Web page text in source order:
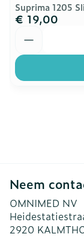
Suprima 1205
€ 19,00
Neem
OMNIMED NV
2920